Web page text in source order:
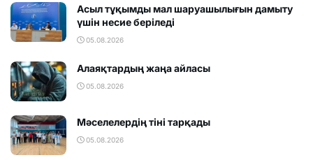
Асыл тұқымды мал шаруашылығын дамыту
үшін несие беріледі
05.08.2026
Алаяқтардың жаңа айласы
05.08.2026
Мәселелердің тіні тарқады
05.08.2026